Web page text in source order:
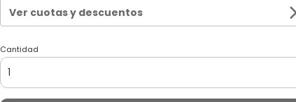
Ver cuotas y descuentos
Cantidad